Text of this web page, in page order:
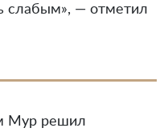
слабым», — отметил
Мур решил